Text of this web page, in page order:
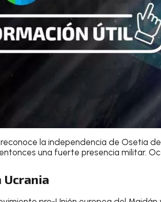
reconoce la independencia de Osetia
una fuerte presencia militar.
Ucrania